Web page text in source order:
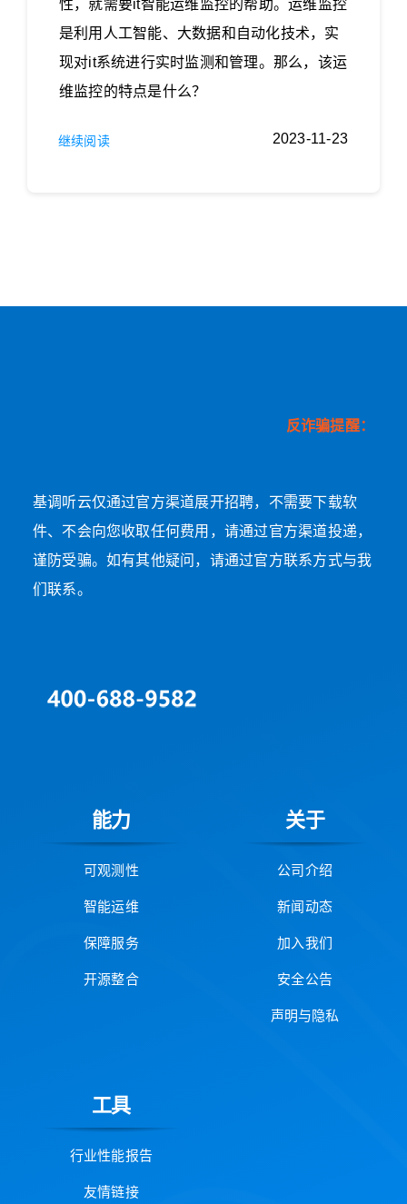
性，就需要it智能运维监控的帮助。运维监控
是利用人工智能、大数据和自动化技术，实
现对it系统进行实时监测和管理。那么，该运
维监控的特点是什么？
2023-11-23
继续阅读
反诈骗提醒：
基调听云仅通过官方渠道展开招聘，不需要下载软
件、不会向您收取任何费用，请通过官方渠道投递，
谨防受骗。如有其他疑问，请通过官方联系方式与我
们联系。
能力
可观测性
智能运维
保障服务
开源整合
关于
公司介绍
新闻动态
加入我们
安全公告
声明与隐私
工具
行业性能报告
友情链接